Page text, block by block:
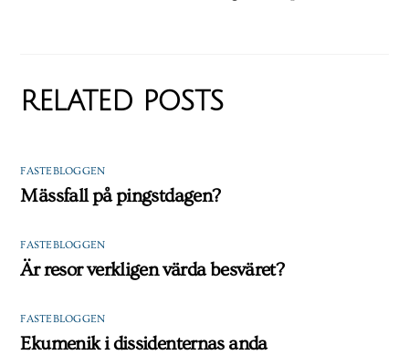
RELATED POSTS
FASTEBLOGGEN
Mässfall på pingstdagen?
FASTEBLOGGEN
Är resor verkligen värda besväret?
FASTEBLOGGEN
Ekumenik i dissidenternas anda